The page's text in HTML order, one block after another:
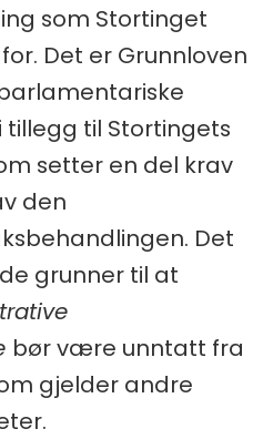
som Stortinget
Det er Grunnloven
til Stortingets
setter en del krav
den
Det
grunner til at
bør være unntatt fra
gjelder andre